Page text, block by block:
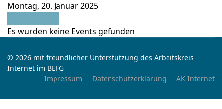
Montag, 20. Januar 2025
Es wurden keine Events gefunden
© 2026 mit freundlicher Unterstützung des Arbeitskreis
Internet im BEFG
Impressum
Datenschutzerklärung AK Internet